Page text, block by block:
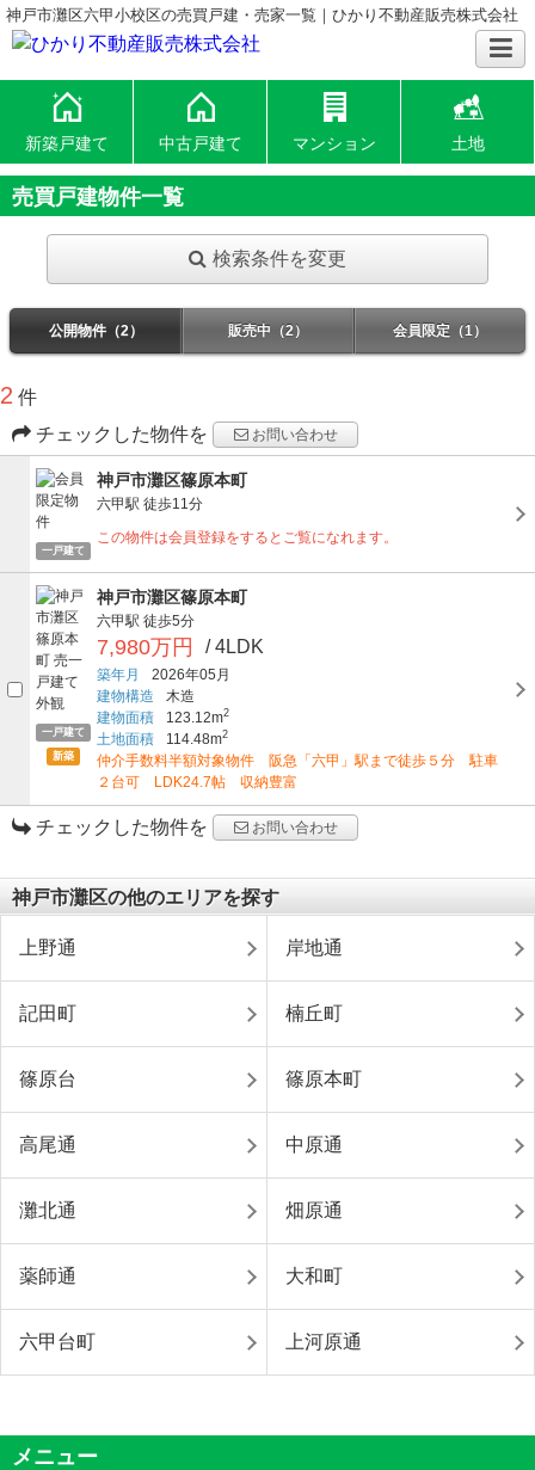
神戸市灘区六甲小校区の売買戸建・売家一覧｜ひかり不動産販売株式会社
新築戸建て 中古戸建て マンション 土地
売買戸建物件一覧
検索条件を変更
公開物件（2） 販売中（2） 会員限定（1）
2 件
チェックした物件を
お問い合わせ
一戸建て
神戸市灘区篠原本町
六甲駅 徒歩11分
この物件は会員登録をするとご覧になれます。
一戸建て
新築
神戸市灘区篠原本町
六甲駅 徒歩5分
7,980万円 / 4LDK
築年月
2026年05月
建物構造
木造
建物面積
123.12m2
土地面積 114.48m2
仲介手数料半額対象物件 阪急「六甲」駅まで徒歩５分 駐車
２台可 LDK24.7帖 収納豊富
チェックした物件を お問い合わせ
神戸市灘区の他のエリアを探す
上野通 岸地通
記田町 楠丘町
篠原台 篠原本町
高尾通 中原通
灘北通 畑原通
薬師通 大和町
六甲台町 上河原通
メニュー